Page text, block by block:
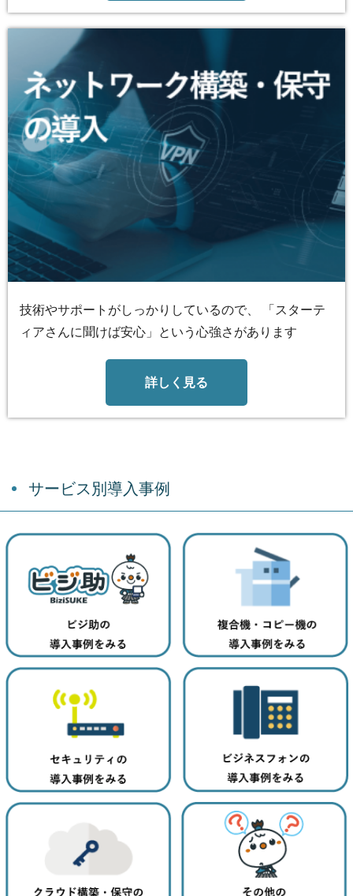
技術やサポートがしっかりしているので、 「スターテ
ィアさんに聞けば安心」という心強さがあります
詳しく見る
サービス別導入事例